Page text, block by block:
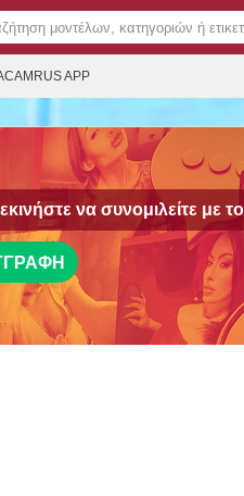
APP
να συνομιλείτε με το